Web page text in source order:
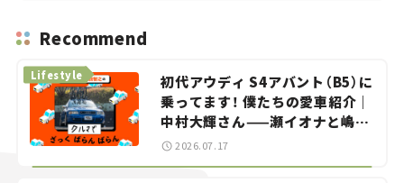
Recommend
初代アウディ S4アバント（B5）に
乗ってます！ 僕たちの愛車紹介｜
中村大輝さん——瀬イオナと嶋田
智之の「クルマでざっくばらんば
Lifestyle
2026.07.17